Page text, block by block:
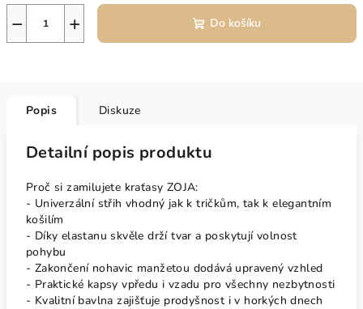
+
− Do košíku
Popis Diskuze
Detailní popis produktu
Proč si zamilujete kraťasy ZOJA:
- Univerzální střih vhodný jak k tričkům, tak k elegantním
košilím
- Díky elastanu skvěle drží tvar a poskytují volnost
pohybu
- Zakončení nohavic manžetou dodává upravený vzhled
- Praktické kapsy vpředu i vzadu pro všechny nezbytnosti
- Kvalitní bavlna zajišťuje prodyšnost i v horkých dnech